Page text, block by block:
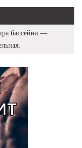
бассейна —